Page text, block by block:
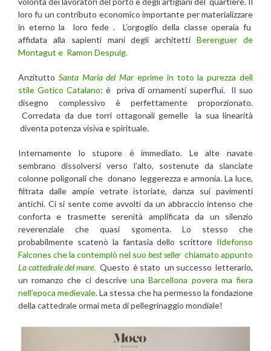
loro fu un contributo economico importante per materializzare
in eterno la loro fede . L’orgoglio della classe operaia fu
affidata alla sapienti mani degli architettiBerenguer de
Montagut e Ramon Despuig.
Anzitutto Santa Maria del Mar eprime in toto la purezza dell
stile Gotico Catalano: è priva di ornamenti superflui. Il suo
disegno complessivo è perfettamente proporzionato.
Corredata da due torri ottagonali gemelle la sua linearità
diventa potenza visiva e spirituale.
Internamente lo stupore è immediato. Le alte navate
sembrano dissolversi verso l’alto, sostenute da slanciate
colonne poligonali che donano leggerezza e armonia. La luce,
filtrata dalle ampie vetrate istoriate, danza sui pavimenti
antichi. Ci si sente come avvolti da un abbraccio intenso che
conforta e trasmette serenità amplificata da un silenzio
reverenziale che quasi sgomenta. Lo stesso che
probabilmente scatenò la fantasia dello scrittore Ildefonso
Falcones che la contemplò nel suo best seller chiamato appunto
La cattedrale del mare. Questo è stato un successo letterario,
un romanzo che ci descriveuna Barcellona povera ma fiera
nell’epoca medievale. La stessa che ha permesso la fondazione
della cattedrale ormai meta di pellegrinaggio mondiale!